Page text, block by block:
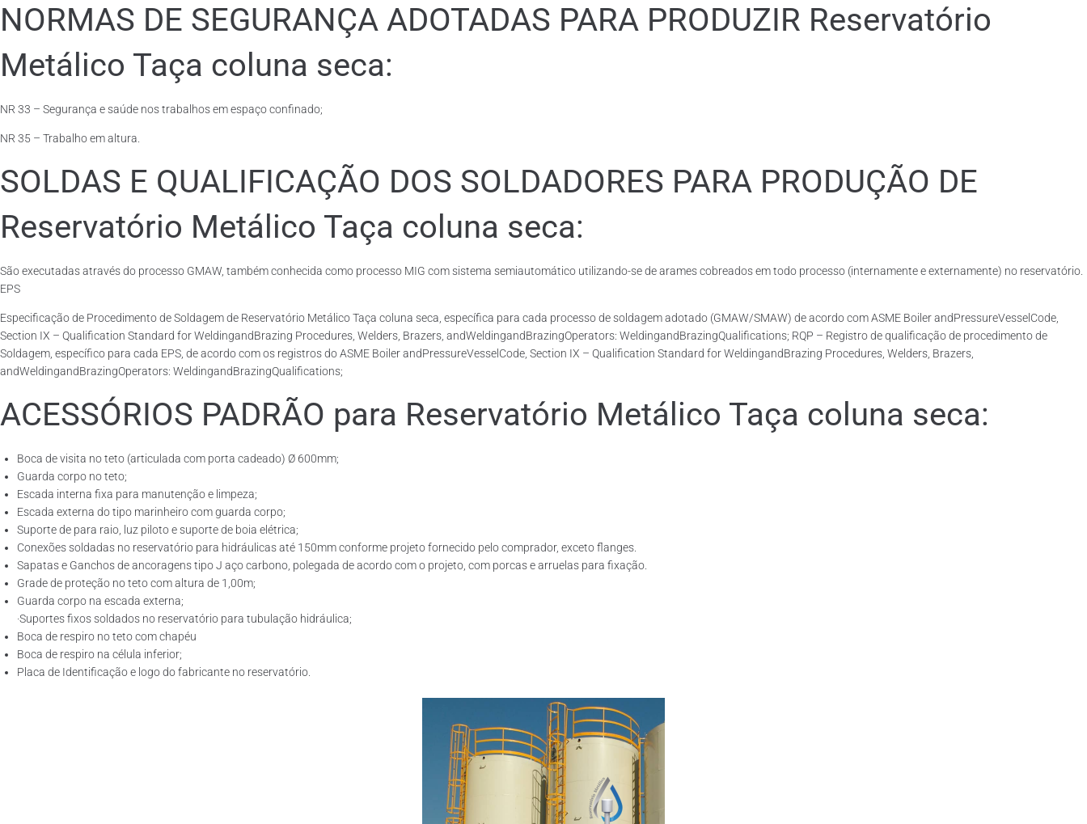
NORMAS DE SEGURANÇA ADOTADAS PARA PRODUZIR Reservatório
Metálico Taça coluna seca:
NR 33 – Segurança e saúde nos trabalhos em espaço confinado;
NR 35 – Trabalho em altura.
SOLDAS E QUALIFICAÇÃO DOS SOLDADORES PARA PRODUÇÃO DE
Reservatório Metálico Taça coluna seca:
São executadas através do processo GMAW, também conhecida como processo MIG com sistema semiautomático utilizando-se de arames cobreados em todo processo (internamente e externamente) no reservatório.
EPS
Especificação de Procedimento de Soldagem de Reservatório Metálico Taça coluna seca, específica para cada processo de soldagem adotado (GMAW/SMAW) de acordo com ASME Boiler andPressureVesselCode,
Section IX – Qualification Standard for WeldingandBrazing Procedures, Welders, Brazers, andWeldingandBrazingOperators: WeldingandBrazingQualifications; RQP – Registro de qualificação de procedimento de
Soldagem, específico para cada EPS, de acordo com os registros do ASME Boiler andPressureVesselCode, Section IX – Qualification Standard for WeldingandBrazing Procedures, Welders, Brazers,
andWeldingandBrazingOperators: WeldingandBrazingQualifications;
ACESSÓRIOS PADRÃO para Reservatório Metálico Taça coluna seca:
Boca de visita no teto (articulada com porta cadeado) Ø 600mm;
Guarda corpo no teto;
Escada interna fixa para manutenção e limpeza;
Escada externa do tipo marinheiro com guarda corpo;
Suporte de para raio, luz piloto e suporte de boia elétrica;
Conexões soldadas no reservatório para hidráulicas até 150mm conforme projeto fornecido pelo comprador, exceto flanges.
Sapatas e Ganchos de ancoragens tipo J aço carbono, polegada de acordo com o projeto, com porcas e arruelas para fixação.
Grade de proteção no teto com altura de 1,00m;
Guarda corpo na escada externa;
·Suportes fixos soldados no reservatório para tubulação hidráulica;
Boca de respiro no teto com chapéu
Boca de respiro na célula inferior;
Placa de Identificação e logo do fabricante no reservatório.